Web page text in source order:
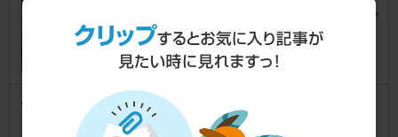
NISMOキッドさん
25
0
洗車＆樹脂パーツ塗装！
ノート [E12]